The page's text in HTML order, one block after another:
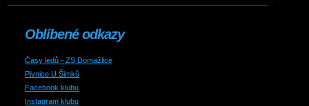
Oblíbené odkazy
Časy ledů - ZS Domažlice
Pivnice U Šimků
Facebook klubu
Instagram klubu